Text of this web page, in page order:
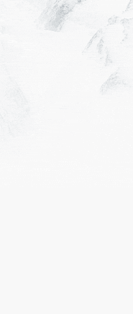
Die Tauplitz